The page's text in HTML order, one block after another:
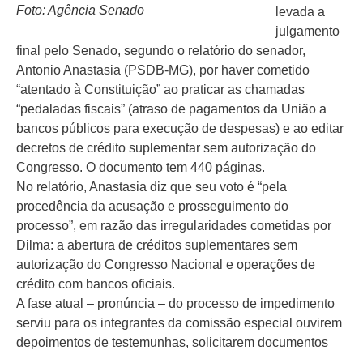
Foto: Agência Senado
levada a
julgamento
final pelo Senado, segundo o relatório do senador,
Antonio Anastasia (PSDB-MG), por haver cometido
“atentado à Constituição” ao praticar as chamadas
“pedaladas fiscais” (atraso de pagamentos da União a
bancos públicos para execução de despesas) e ao editar
decretos de crédito suplementar sem autorização do
Congresso. O documento tem 440 páginas.
No relatório, Anastasia diz que seu voto é “pela
procedência da acusação e prosseguimento do
processo”, em razão das irregularidades cometidas por
Dilma: a abertura de créditos suplementares sem
autorização do Congresso Nacional e operações de
crédito com bancos oficiais.
A fase atual – pronúncia – do processo de impedimento
serviu para os integrantes da comissão especial ouvirem
depoimentos de testemunhas, solicitarem documentos